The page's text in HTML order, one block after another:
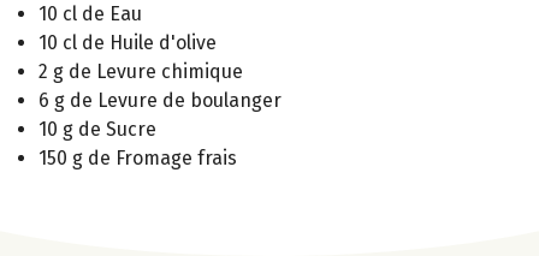
10 cl de Eau
10 cl de Huile d'olive
2 g de Levure chimique
6 g de Levure de boulanger
10 g de Sucre
150 g de Fromage frais